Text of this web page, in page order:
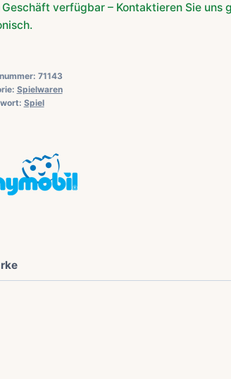
Geschäft verfügbar – Kontaktieren Sie uns
71143
Spielwaren
Spiel